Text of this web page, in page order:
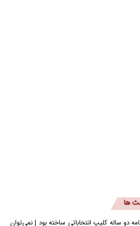
ها
دو ساله کلیپ انتخاباتی ساخته بود | نمی‌توان